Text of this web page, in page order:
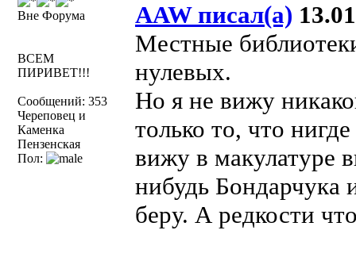
Вне Форума
ВСЕМ
ПИРИВЕТ!!!
Сообщений: 353
Череповец и
Каменка
Пензенская
Пол:
AAW писал(а)
Местные
нулевых.
Но я не вижу
только то, что
вижу в макулатуре
нибудь Бондарчука
беру. А редкости